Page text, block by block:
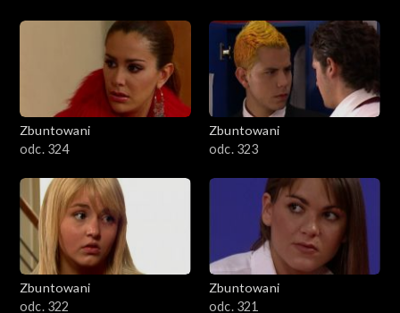
Zbuntowani
odc. 324
Zbuntowani
odc. 323
Zbuntowani
odc. 322
Zbuntowani
odc. 321